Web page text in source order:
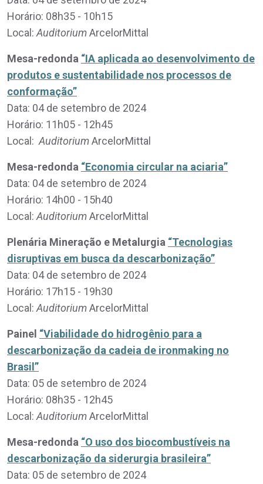
Horário: 08h35 - 10h15
Local: AuditoriumArcelorMittal
Mesa-redonda “IA aplicada ao desenvolvimento de
produtos e sustentabilidade nos processos de
conformação”
Data: 04 de setembro de 2024
Horário: 11h05 - 12h45
Local: AuditoriumArcelorMittal
Mesa-redonda “Economia circular na aciaria”
Data: 04 de setembro de 2024
Horário: 14h00 - 15h40
Local: AuditoriumArcelorMittal
Plenária Mineração e Metalurgia “Tecnologias
disruptivas em busca da descarbonização”
Data: 04 de setembro de 2024
Horário: 17h15 - 19h30
Local: AuditoriumArcelorMittal
Painel “Viabilidade do hidrogênio para a
descarbonização da cadeia de ironmaking no
Brasil”
Data: 05 de setembro de 2024
Horário: 08h35 - 12h45
Local: AuditoriumArcelorMittal
Mesa-redonda “O uso dos biocombustíveis na
descarbonização da siderurgia brasileira”
Data: 05 de setembro de 2024